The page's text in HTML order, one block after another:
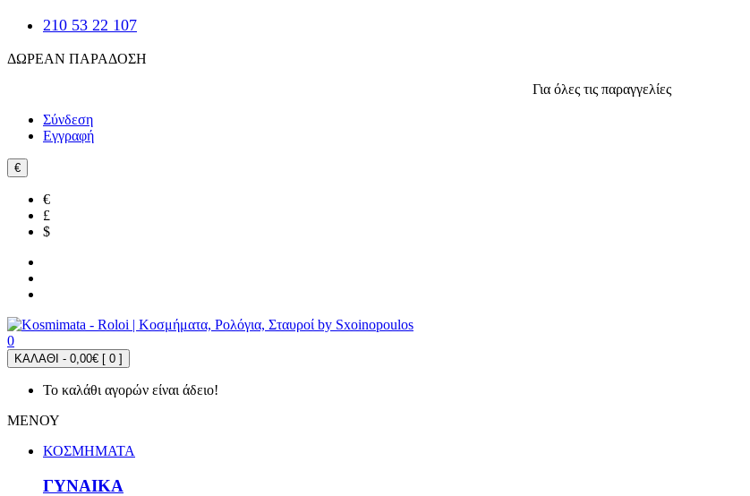
210 53 22 107
ΔΩΡΕΑΝ ΠΑΡΑΔΟΣΗ
Για όλες τις παραγγελίες
Σύνδεση
Εγγραφή
€
€
£
$
0
ΚΑΛΑΘΙ - 0,00€ [ 0 ]
Το καλάθι αγορών είναι άδειο!
ΜΕΝΟΥ
ΚΟΣΜΗΜΑΤΑ
ΓΥΝΑΙΚΑ